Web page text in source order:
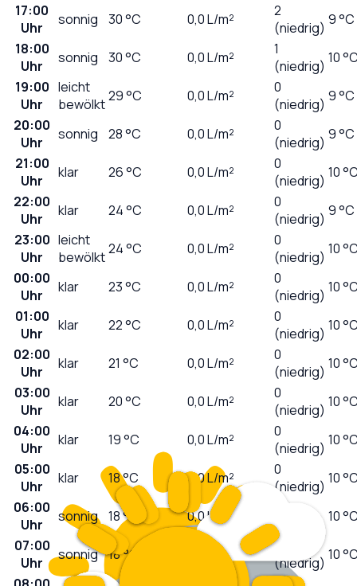
17:00
Uhr
sonnig 30°C 0,0L/m²
2
(niedrig) 9 °C
18:00
Uhr
sonnig 30°C 0,0L/m²
1
(niedrig) 10
19:00
Uhr
leicht
bewölkt29°C 0,0L/m²
0
(niedrig) 9 °C
20:00
Uhr
sonnig 28°C 0,0L/m²
0
(niedrig) 9 °C
21:00
Uhr
klar 26°C 0,0L/m²
0
(niedrig) 10
22:00
Uhr
klar 24°C 0,0L/m²
0
(niedrig) 9 °C
23:00
Uhr
leicht
bewölkt24°C 0,0L/m²
0
(niedrig) 10
00:00
Uhr
klar 23°C 0,0L/m²
0
(niedrig) 10
01:00
Uhr
klar 22°C 0,0L/m²
0
(niedrig) 10
02:00
Uhr
klar 21 °C 0,0L/m²
0
(niedrig) 10
03:00
Uhr
klar 20°C 0,0L/m²
0
(niedrig) 10
04:00
Uhr
klar 19°C 0,0L/m²
0
(niedrig) 10
05:00
Uhr
klar 18°C 0,0L/m²
0
(niedrig) 10
06:00
Uhr
sonnig 18°C 0,0L/m²
(niedrig)10
07:00
Uhr
sonnig 18°C L/m²
0
(niedrig) 10